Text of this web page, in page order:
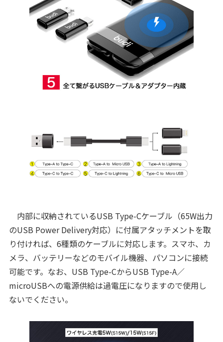
内部に収納されているUSB Type-Cケーブル（65W出力
のUSB Power Delivery対応）に付属アタッチメントを取
り付ければ、6種類のケーブルに対応します。スマホ、カ
メラ、バッテリーなどのモバイル機器、パソコンに接続
可能です。なお、USB Type-CからUSB Type-A／
microUSBへの電源供給は過電圧になりますので使用し
ないでください。